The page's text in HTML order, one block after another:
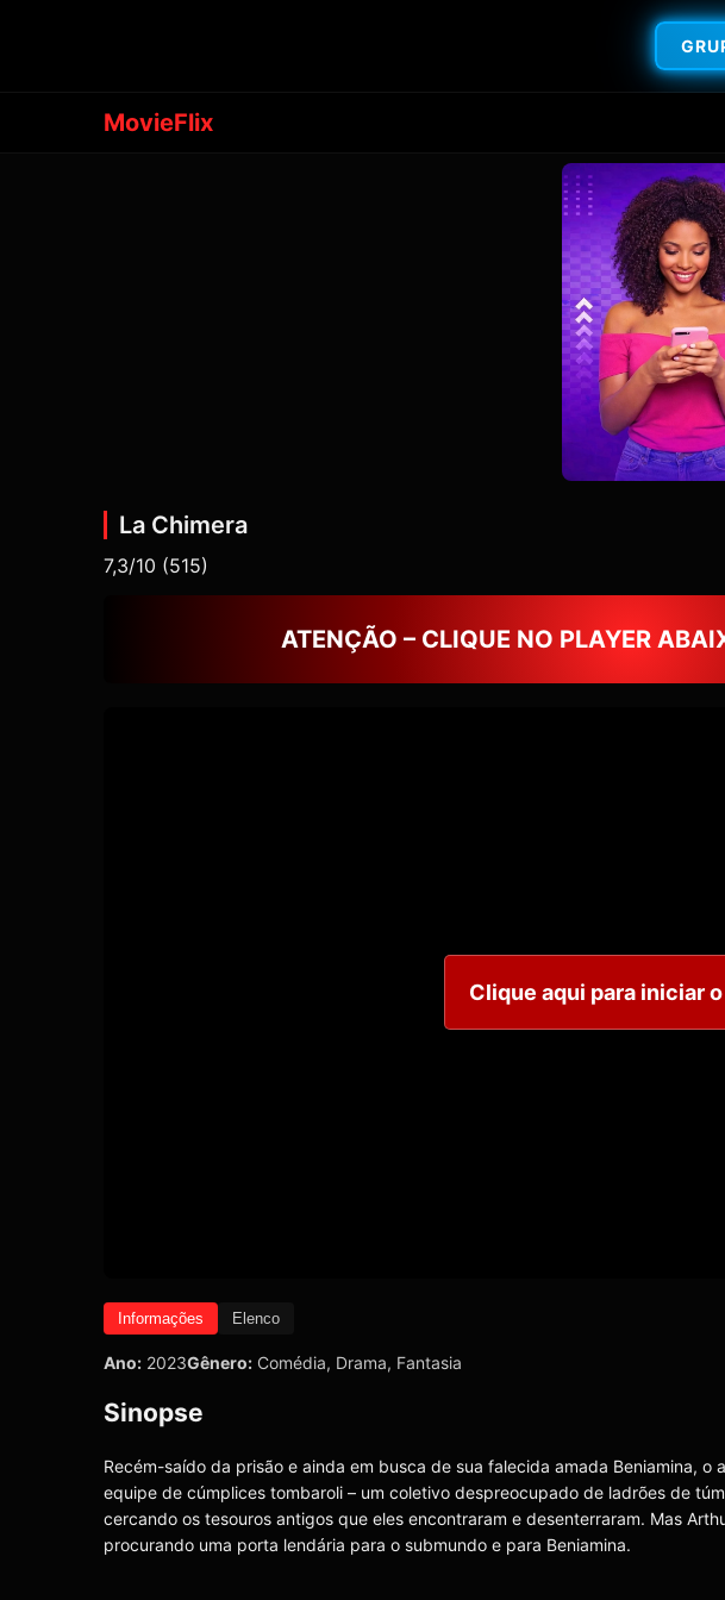
MovieFlix
La Chimera
7,3/10 (515)
ATENÇÃO – CLIQUE NO PLAYER
Clique aqui para iniciar
Informações Elenco
Ano: 2023Gênero: Comédia, Drama, Fantasia
Sinopse
Recém-saído da prisão e ainda em busca de sua falecida amada Beniamina,
equipe de cúmplices tombaroli – um coletivo despreocupado de ladrões de
cercando os tesouros antigos que eles encontraram e desenterraram. Mas
procurando uma porta lendária para o submundo e para Beniamina.